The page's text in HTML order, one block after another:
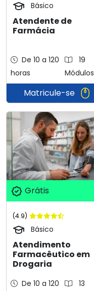
Básico
Atendente de
Farmácia
De 10 a 120
horas
19
Módulos
Matricule-se
Grátis
(4.9)
Básico
Atendimento
Farmacêutico em
Drogaria
De 10 a 120
13